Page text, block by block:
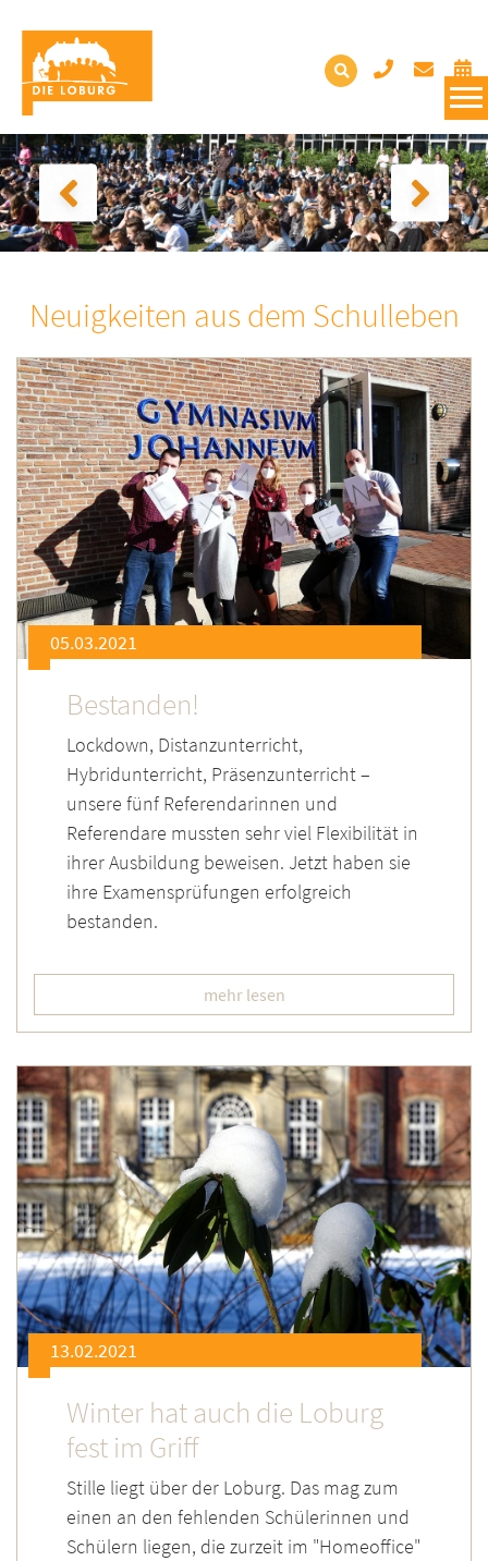
Neuigkeiten aus dem Schulleben
05.03.2021
Bestanden!
Lockdown, Distanzunterricht,
Hybridunterricht, Präsenzunterricht –
unsere fünf Referendarinnen und
Referendare mussten sehr viel Flexibilität in
ihrer Ausbildung beweisen. Jetzt haben sie
ihre Examensprüfungen erfolgreich
bestanden.
mehr lesen
13.02.2021
Winter hat auch die Loburg
fest im Griff
Stille liegt über der Loburg. Das mag zum
einen an den fehlenden Schülerinnen und
Schülern liegen, die zurzeit im "Homeoffice"